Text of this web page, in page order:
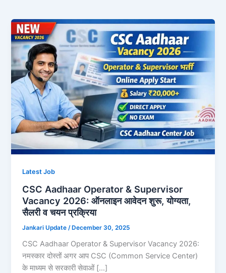
Latest Job
CSC Aadhaar Operator & Supervisor
Vacancy 2026: ऑनलाइन आवेदन शुरू, योग्यता,
सैलरी व चयन प्रक्रिया
Jankari Update /December 30, 2025
CSC Aadhaar Operator & Supervisor Vacancy 2026:
नमस्कार दोस्तों अगर आप CSC (Common Service Center)
के माध्यम से सरकारी सेवाओं […]